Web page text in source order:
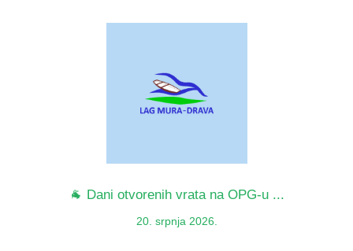
🐐 Dani otvorenih vrata na OPG-u ...
20. srpnja 2026.